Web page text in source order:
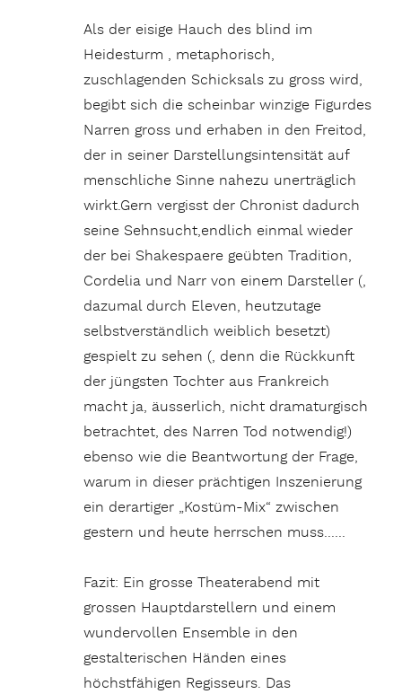
Als der eisige Hauch des blind im
Heidesturm , metaphorisch,
zuschlagenden Schicksals zu gross wird,
begibt sich die scheinbar winzige Figurdes
Narren gross und erhaben in den Freitod,
der in seiner Darstellungsintensität auf
menschliche Sinne nahezu unerträglich
wirkt.Gern vergisst der Chronist dadurch
seine Sehnsucht,endlich einmal wieder
der bei Shakespaere geübten Tradition,
Cordelia und Narr von einem Darsteller (,
dazumal durch Eleven, heutzutage
selbstverständlich weiblich besetzt)
gespielt zu sehen (, denn die Rückkunft
der jüngsten Tochter aus Frankreich
macht ja, äusserlich, nicht dramaturgisch
betrachtet, des Narren Tod notwendig!)
ebenso wie die Beantwortung der Frage,
warum in dieser prächtigen Inszenierung
ein derartiger „Kostüm-Mix“ zwischen
gestern und heute herrschen muss……
Fazit: Ein grosse Theaterabend mit
grossen Hauptdarstellern und einem
wundervollen Ensemble in den
gestalterischen Händen eines
höchstfähigen Regisseurs. Das